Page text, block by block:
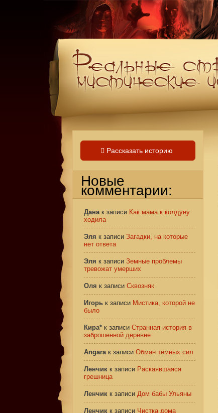
Рассказать историю
Новые
комментарии:
Данак записи Как мама к колдуну
ходила
Эля к записи Загадки, на которые
нет ответа
Эля к записи Земные проблемы
тревожат умерших
Оля к записи Сквозняк
Игорь к записи Мистика, которой не
было
Кира* к записи Странная история в
заброшенной деревне
Angaraк записи Обман тёмных сил
Ленчик к записи Раскаявшаяся
грешница
Ленчик к записи Дом бабы Ульяны
Ленчик к записи Чистка дома